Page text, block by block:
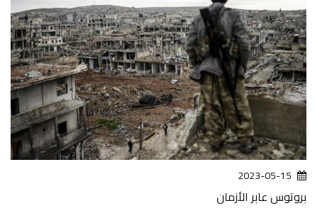
2023-05-15
بروتوس عابر الأزمان